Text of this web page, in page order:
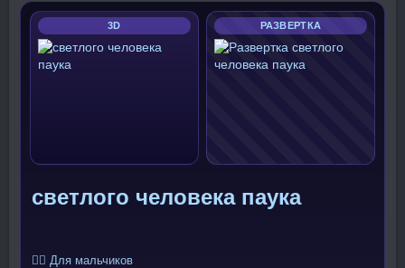
3D РАЗВЕРТКА
светлого человека паука
🧍‍♂️ Для мальчиков